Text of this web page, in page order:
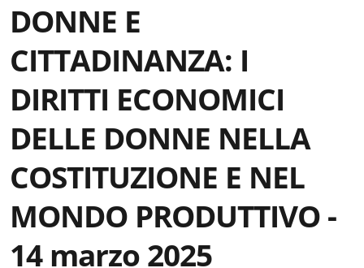
DONNE E
CITTADINANZA: I
DIRITTI ECONOMICI
DELLE DONNE NELLA
COSTITUZIONE E NEL
MONDO PRODUTTIVO -
14 marzo 2025